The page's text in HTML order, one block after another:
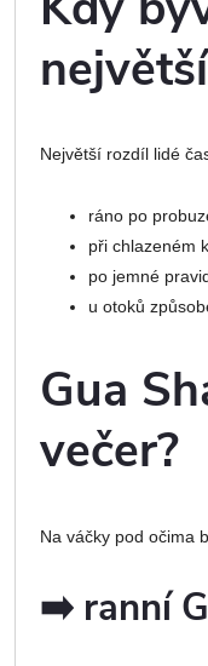
Největší rozdíl lidé
ráno po
při chlazeném
po jemné
u otoků
Gua
večer?
Na váčky pod očima
➡️ ranní